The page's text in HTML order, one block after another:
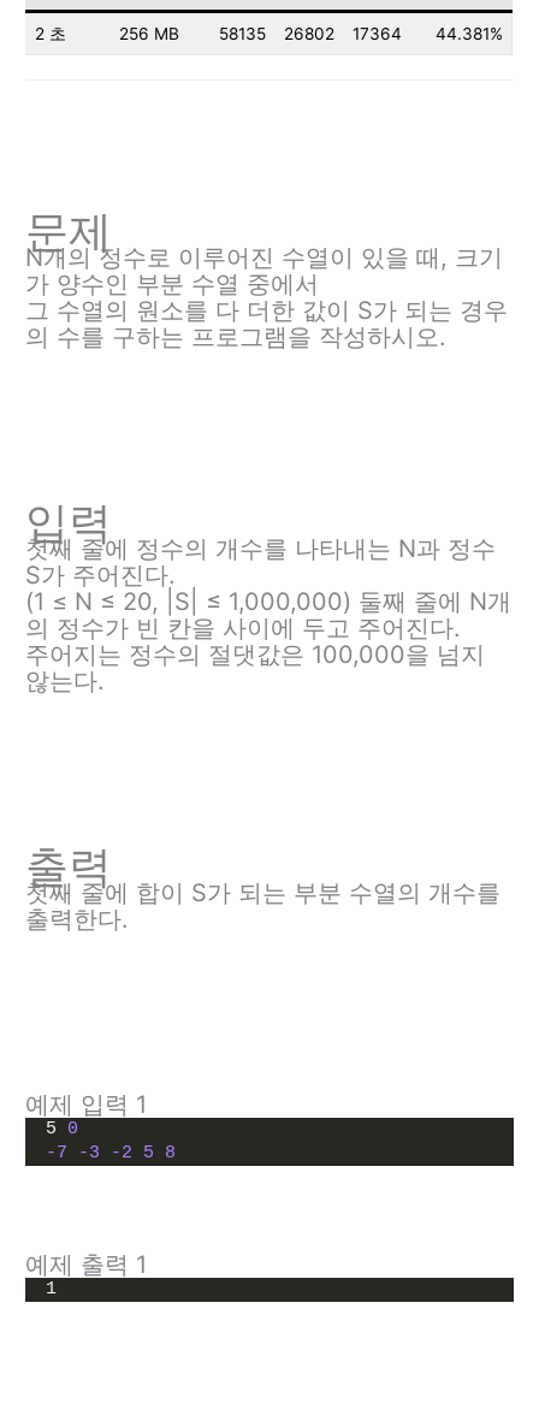
2 초 256 MB 58135 26802 17364 44.381%
문제
N개의 정수로 이루어진 수열이 있을 때, 크기
가 양수인 부분 수열 중에서
그 수열의 원소를 다 더한 값이 S가 되는 경우
의 수를 구하는 프로그램을 작성하시오.
입력
첫째 줄에 정수의 개수를 나타내는 N과 정수
S가 주어진다.
(1 ≤ N ≤ 20, |S| ≤ 1,000,000) 둘째 줄에 N개
의 정수가 빈 칸을 사이에 두고 주어진다.
주어지는 정수의 절댓값은 100,000을 넘지
않는다.
출력
첫째 줄에 합이 S가 되는 부분 수열의 개수를
출력한다.
예제 입력 1
5 0
-7
-3 -2 5 8
예제 출력 1
1